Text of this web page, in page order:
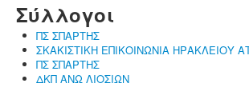
Σύλλογοι
ΠΣ ΣΠΑΡΤΗΣ
ΣΚΑΚΙΣΤΙΚΗ ΕΠΙΚΟΙΝΩΝΙΑ ΗΡΑΚΛΕΙΟΥ
ΠΣ ΣΠΑΡΤΗΣ
ΔΚΠ ΑΝΩ ΛΙΟΣΙΩΝ